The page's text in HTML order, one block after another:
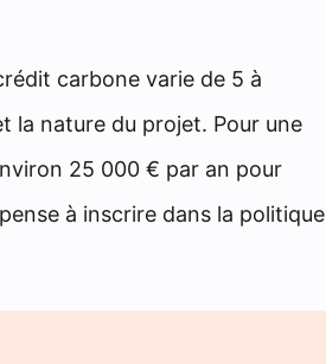
carbone varie de 5 à
la nature du projet. Pour une
25 000 € par an pour
à inscrire dans la politique